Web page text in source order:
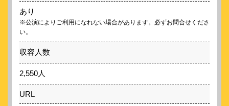
あり
※公演によりご利用になれない場合があります。必ずお問合せくださ
い。
収容人数
2,550人
URL